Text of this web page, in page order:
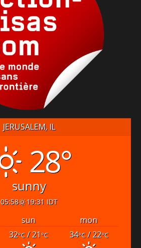
JERUSALEM, IL
28°
sunny
05:58 19:31 IDT
sun
mon
32°C/ 21°C 34°C/ 22°C